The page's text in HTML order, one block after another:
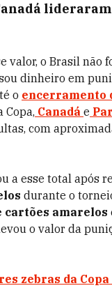
valor, o Brasil não
dinheiro em
o encerramento
Copa, Canadá e
com
a esse total após
durante o
cartões amarelos
o valor da
zebras da Copa